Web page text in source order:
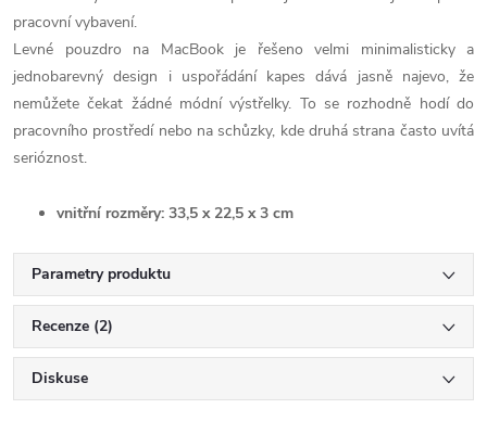
pracovní vybavení.
Levné pouzdro na MacBook je řešeno velmi minimalisticky a
jednobarevný design i uspořádání kapes dává jasně najevo, že
nemůžete čekat žádné módní výstřelky. To se rozhodně hodí do
pracovního prostředí nebo na schůzky, kde druhá strana často uvítá
serióznost.
vnitřní rozměry: 33,5 x 22,5 x 3 cm
Parametry produktu
Recenze (2)
Diskuse